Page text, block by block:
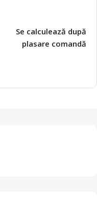
Se calculează după
plasare comandă